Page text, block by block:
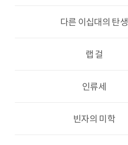
다른 이십대의 탄생
랩 걸
인류세
빈자의 미학